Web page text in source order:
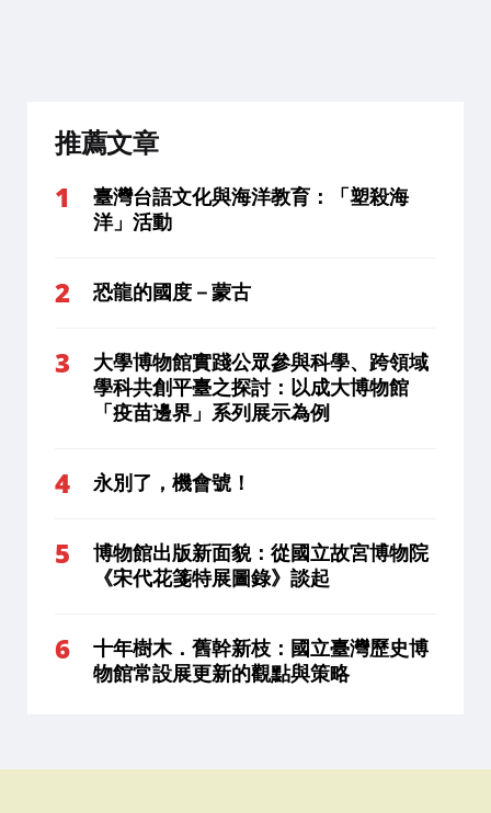
推薦文章
臺灣台語文化與海洋教育：「塑殺海
洋」活動
恐龍的國度－蒙古
大學博物館實踐公眾參與科學、跨領域
學科共創平臺之探討：以成大博物館
「疫苗邊界」系列展示為例
永別了，機會號！
博物館出版新面貌：從國立故宮博物院
《宋代花箋特展圖錄》談起
十年樹木．舊幹新枝：國立臺灣歷史博
物館常設展更新的觀點與策略